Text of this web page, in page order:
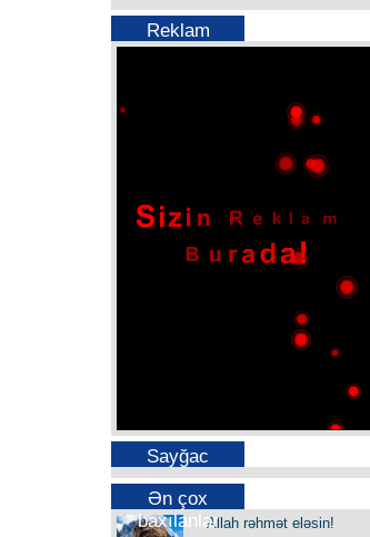
Reklam
Sayğac
Ən çox
baxılanlarAllah rəhmət eləsin!